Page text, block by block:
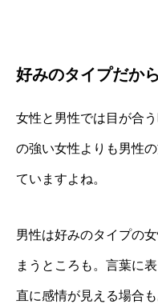
好みのタイプだから
女性と男性では目が合
の強い女性よりも男性
ていますよね。
男性は好みのタイプの
まうところも。言葉に
直に感情が見える場合も